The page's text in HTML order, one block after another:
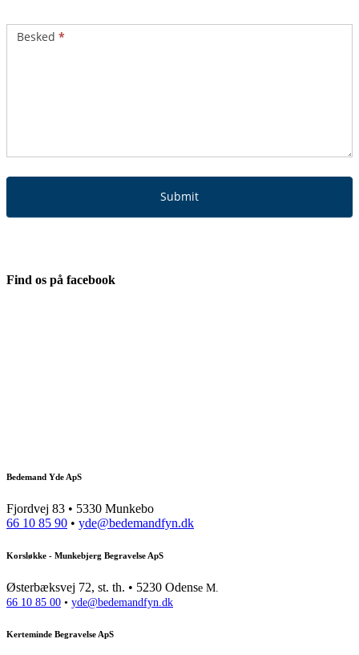
Besked *
Submit
Find os på facebook
Bedemand Yde ApS
Fjordvej 83 • 5330 Munkebo
66 10 85 90 • yde@bedemandfyn.dk
Korsløkke - Munkebjerg Begravelse ApS
Østerbæksvej 72, st. th. • 5230 Odense M.
66 10 85 00 • yde@bedemandfyn.dk
Kerteminde Begravelse ApS